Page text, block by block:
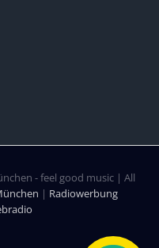
- feel good music | All
| Radiowerbung